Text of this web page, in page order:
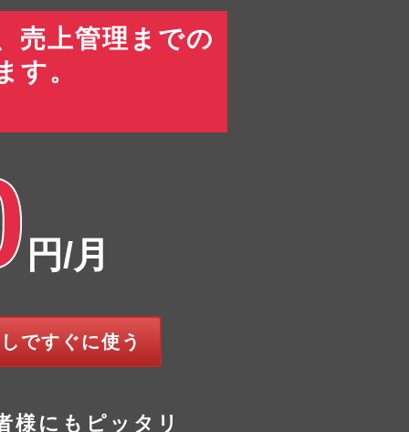
売上管理までの
す。
円/月
ですぐに使う
様にもピッタリ